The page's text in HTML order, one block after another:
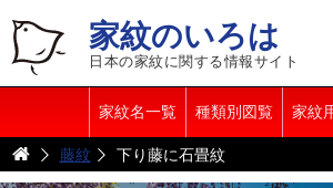
家紋のいろは
日本の家紋に関する情報サイト
家紋名一覧 種類別図覧 家紋
藤紋 下り藤に石畳紋